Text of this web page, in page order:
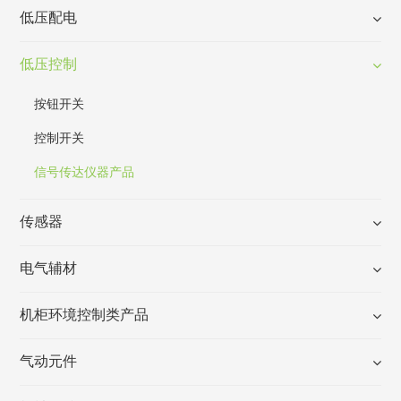
低压配电
低压控制
按钮开关
控制开关
信号传达仪器产品
传感器
电气辅材
机柜环境控制类产品
气动元件